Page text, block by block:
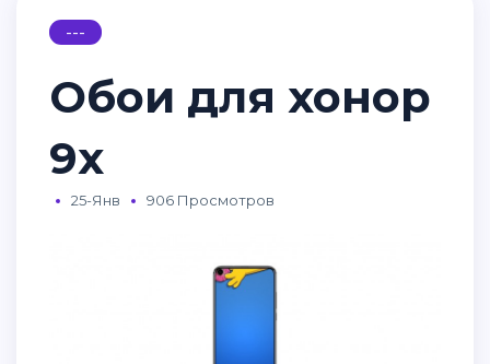
---
Обои для хонор
9х
25-Янв 906 Просмотров